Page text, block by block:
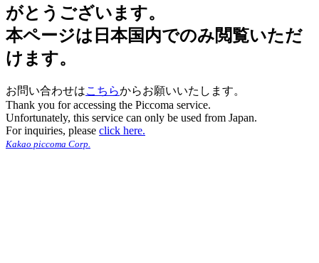
がとうございます。
本ページは日本国内でのみ閲覧いただ
けます。
お問い合わせはこちらからお願いいたします。
Thank you for accessing the Piccoma service.
Unfortunately, this service can only be used from Japan.
For inquiries, please click here.
Kakao piccoma Corp.